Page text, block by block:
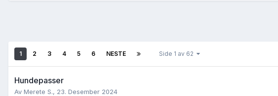
1 2 3 4 5 6 NESTE Side 1 av 62
Hundepasser
Av Merete S., 23. Desember 2024